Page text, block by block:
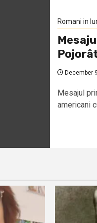
Romani in
December
Mesajul
americani